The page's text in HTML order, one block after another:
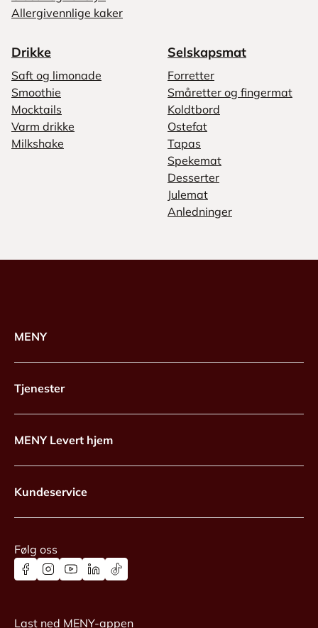
Allergivennlige kaker
Drikke
Saft og limonade
Smoothie
Mocktails
Varm drikke
Milkshake
Selskapsmat
Forretter
Småretter og fingermat
Koldtbord
Ostefat
Tapas
Spekemat
Desserter
Julemat
Anledninger
MENY
Tjenester
MENY Levert hjem
Kundeservice
Følg oss
Last ned MENY-appen